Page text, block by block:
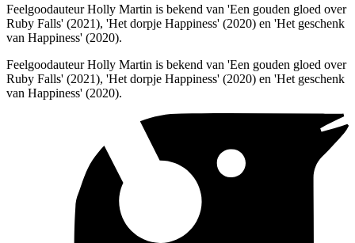
Feelgoodauteur Holly Martin is bekend van 'Een gouden gloed over
Ruby Falls' (2021), 'Het dorpje Happiness' (2020) en 'Het geschenk
van Happiness' (2020).
Feelgoodauteur Holly Martin is bekend van 'Een gouden gloed over
Ruby Falls' (2021), 'Het dorpje Happiness' (2020) en 'Het geschenk
van Happiness' (2020).